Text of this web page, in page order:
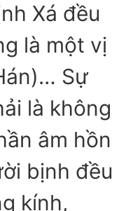
Xá đều
là một vị
Sự
là không
âm hồn
bịnh đều
kính,